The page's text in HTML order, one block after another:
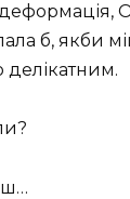
б, якби
делікатним.